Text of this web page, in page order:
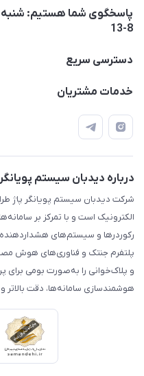
8-13
05137733300
چهارم، واحد14
دسترسی سریع
حساب کاربری
محصولات
درباره ما
خدمات مشتریان
قوانین و مقررات
حریم خصوصی
درباره دیدبان سیستم
شرکت دیدبان سیستم پویانگر پاژ
الکترونیک است و با تمرکز بر
رکوردرها و سیستم‌های هشداردهنده
پلتفرم جنتک و فناوری‌های هوش
و پلاک‌خوانی را به‌صورت بومی برای
هوشمندسازی سامانه‌ها، دقت بالاتر